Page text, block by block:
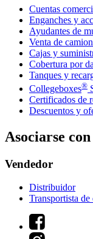
Cuentas
Enganches y
Ayudantes de
Venta de
Cajas y
Cobertura por
Tanques y
Collegeboxes®
Certificados de
Descuentos y
Asociarse
Vendedor
Distribuidor
Transportista